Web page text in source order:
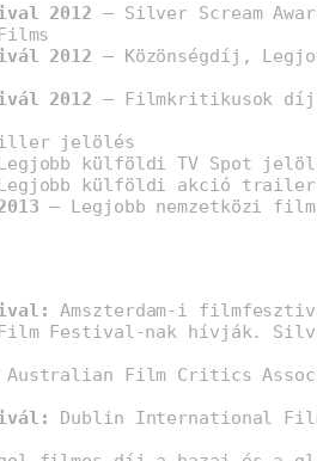
2012 – Silver Scream
2012 – Közönségdíj,
2012 – Filmkritikusok
jelölés
külföldi TV Spot
külföldi akció
– Legjobb nemzetközi
Amszterdam-i
Festival-nak hívják.
Australian Film Critics
Dublin International